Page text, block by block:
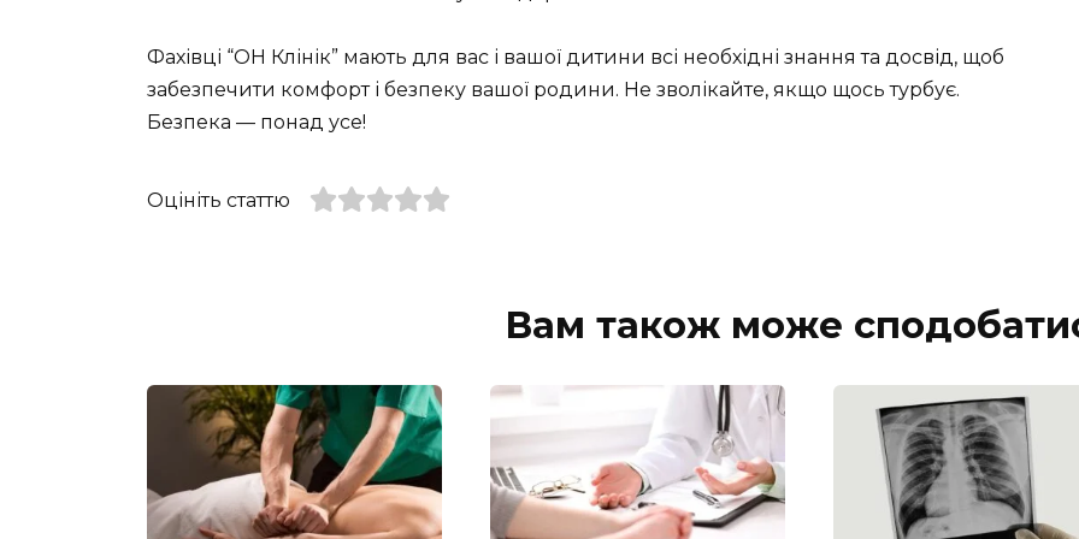
Фахівці “ОН Клінік” мають для вас і вашої дитини всі необхідні знання та досвід, щоб
забезпечити комфорт і безпеку вашої родини. Не зволікайте, якщо щось турбує.
Безпека — понад усе!
Оцініть статтю
Вам також може